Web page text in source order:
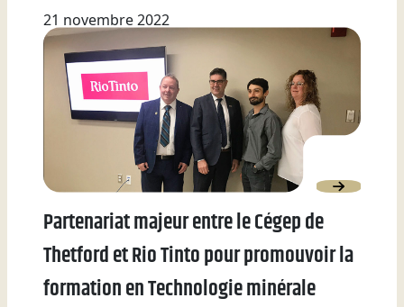
21 novembre 2022
Partenariat majeur entre le Cégep de
Thetford et Rio Tinto pour promouvoir la
formation en Technologie minérale